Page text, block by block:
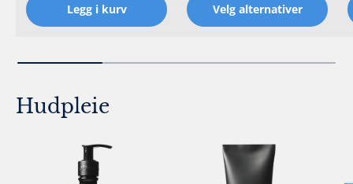
Legg i kurv Velg alternativer
Hudpleie